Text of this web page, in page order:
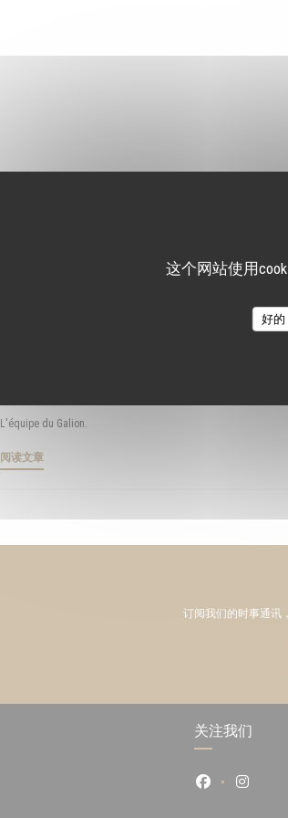
这个网站使用
好的
Nous sommes heureux de pouvoir partager avec vous l'avis du
L'équipe du Galion.
阅读文章((在新窗口中打开))
订阅我们的时事通讯
关注我们
Facebook ((